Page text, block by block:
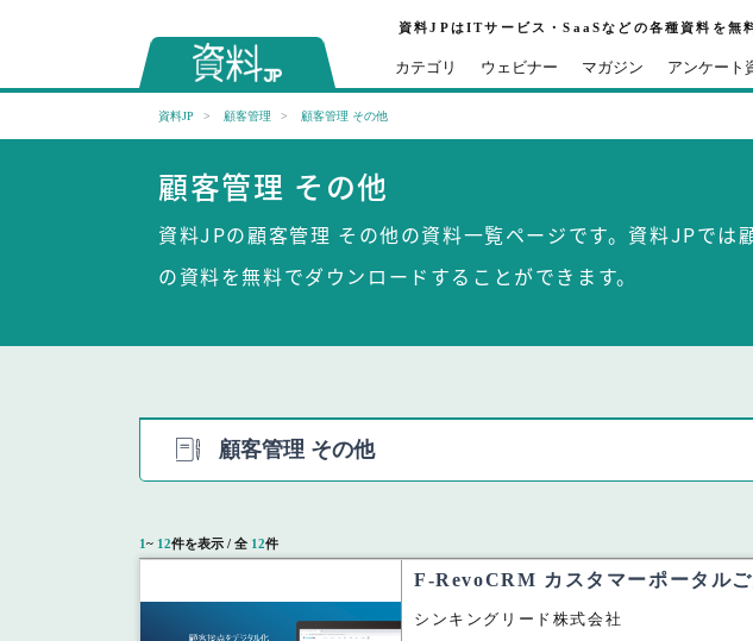
資料JPはITサービス・SaaSなどの各種資料を無
カテゴリ ウェビナー マガジン アンケート
資料JP 顧客管理 顧客管理 その他
顧客管理 その他
資料JPの顧客管理 その他の資料一覧ページです。資料JPで
の資料を無料でダウンロードすることができます。
顧客管理 その他
1~ 12件を表示 / 全 12件
F-RevoCRM カスタマーポータル
シンキングリード株式会社